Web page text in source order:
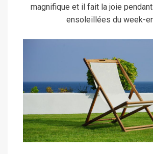
magnifique et il fait la joie
ensoleillées du week-